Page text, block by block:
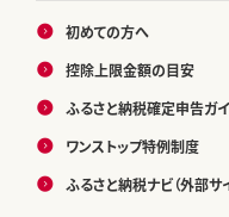
初めての方へ
控除上限金額の目安
ふるさと納税確定申告ガ
ワンストップ特例制度
ふるさと納税ナビ（外部サ